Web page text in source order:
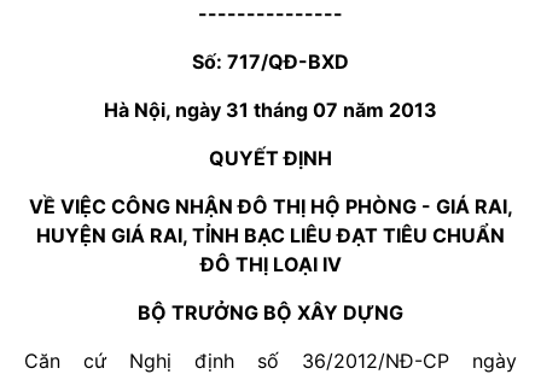
---------------
Số: 717/QĐ-BXD
Hà Nội, ngày 31 tháng 07 năm 2013
QUYẾT ĐỊNH
VỀ VIỆC CÔNG NHẬN ĐÔ THỊ HỘ PHÒNG - GIÁ RAI,
HUYỆN GIÁ RAI, TỈNH BẠC LIÊU ĐẠT TIÊU CHUẨN
ĐÔ THỊ LOẠI IV
BỘ TRƯỞNG BỘ XÂY DỰNG
Căn cứ Nghị định số 36/2012/NĐ-CP ngày